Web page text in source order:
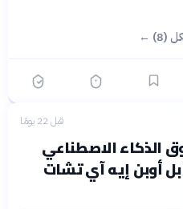
←
قبل 22 يومًا
الذكاء الاصطناعي
أوبن إيه آي تشات